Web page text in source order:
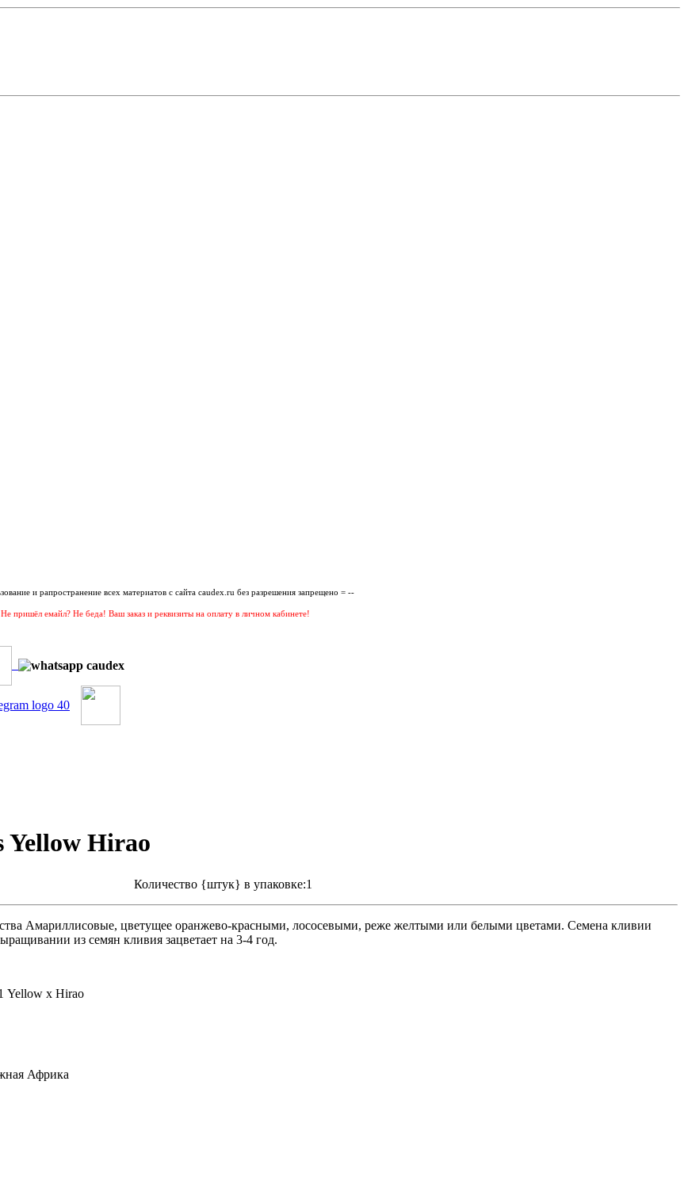
и рапространение всех материатов с сайта caudex.ru без разрешения запрещено = --
Не пришёл емайл? Не беда! Ваш заказ и реквизиты на оплату в личном кабинете!
Yellow Hirao
Количество {штук} в упаковке:1
Амариллисовые, цветущее оранжево-красными, лососевыми, реже желтыми или белыми цветами. Семена кливии
из семян кливия зацветает на 3-4 год.
Yellow x Hirao
Африка